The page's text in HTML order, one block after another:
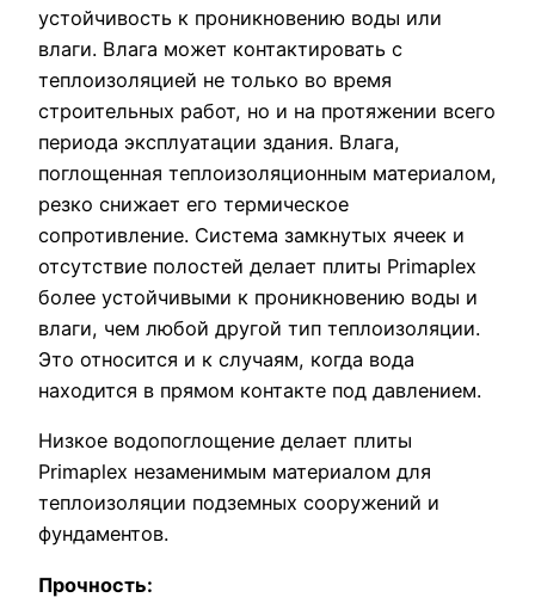
устойчивость к проникновению воды или
влаги. Влага может контактировать с
теплоизоляцией не только во время
строительных работ, но и на протяжении всего
периода эксплуатации здания. Влага,
поглощенная теплоизоляционным материалом,
резко снижает его термическое
сопротивление. Система замкнутых ячеек и
отсутствие полостей делает плиты Primaplex
более устойчивыми к проникновению воды и
влаги, чем любой другой тип теплоизоляции.
Это относится и к случаям, когда вода
находится в прямом контакте под давлением.
Низкое водопоглощение делает плиты
Primaplex незаменимым материалом для
теплоизоляции подземных сооружений и
фундаментов.
Прочность: